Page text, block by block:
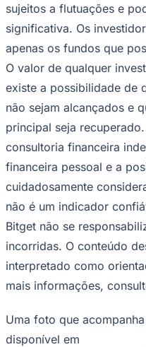
Santos
sujeitos a flutuações e
significativa. Os
apenas os fundos que
O valor de qualquer
existe a possibilidade de
não sejam alcançados e
principal seja
consultoria financeira
financeira pessoal e a
cuidadosamente
não é um indicador
Bitget não se
incorridas. O conteúdo
interpretado como
mais informações,
Uma foto que
disponível em